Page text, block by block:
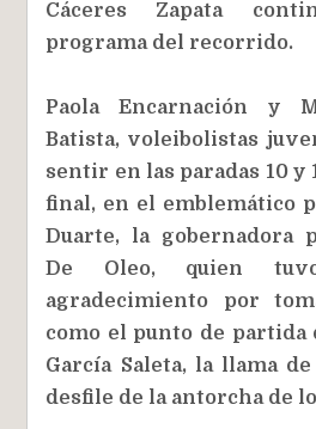
Cáceres Zapata
programa del recorrido.
Paola Encarnación y
Batista, voleibolistas
sentir en las paradas 10 y
final, en el emblemático
Duarte, la gobernadora
De Oleo, quien
agradecimiento por
como el punto de partida
García Saleta, la llama
desfile de la antorcha de